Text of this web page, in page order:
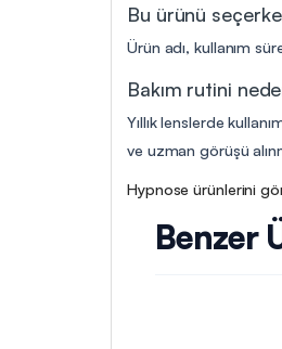
Bu ürünü
Ürün adı, kullanım
Bakım rutini
Yıllık lenslerde
ve uzman görüşü
Hypnose ürünlerini
Benzer